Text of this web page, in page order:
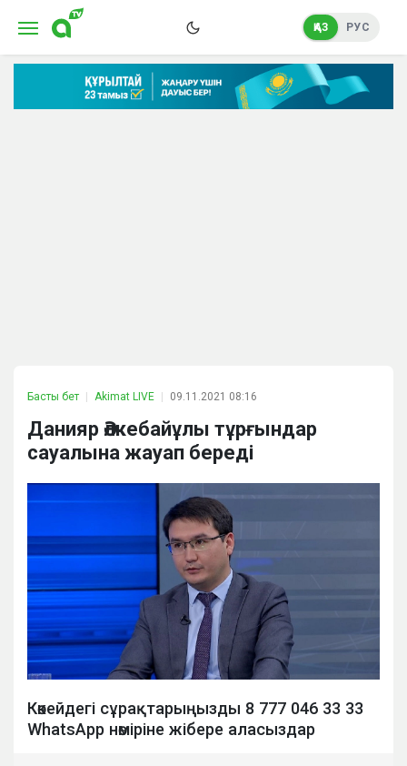
ҚАЗ РУС
Басты бет Akimat LIVE 09.11.2021 08:16
Данияр Әлкебайұлы тұрғындар
сауалына жауап береді
Көкейдегі сұрақтарыңызды 8 777 046 33 33
WhatsApp нөміріне жібере аласыздар